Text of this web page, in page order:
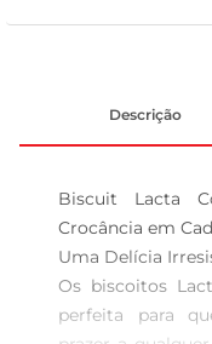
Descrição
Biscuit Lacta
Crocância em
Uma Delícia
Os biscoitos
perfeita para